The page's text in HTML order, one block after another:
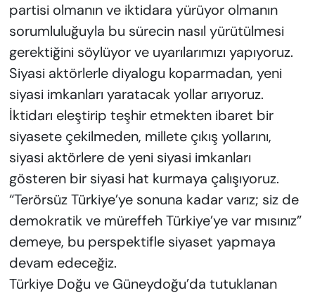
partisi olmanın ve iktidara yürüyor olmanın
sorumluluğuyla bu sürecin nasıl yürütülmesi
gerektiğini söylüyor ve uyarılarımızı yapıyoruz.
Siyasi aktörlerle diyalogu koparmadan, yeni
siyasi imkanları yaratacak yollar arıyoruz.
İktidarı eleştirip teşhir etmekten ibaret bir
siyasete çekilmeden, millete çıkış yollarını,
siyasi aktörlere de yeni siyasi imkanları
gösteren bir siyasi hat kurmaya çalışıyoruz.
“Terörsüz Türkiye’ye sonuna kadar varız; siz de
demokratik ve müreffeh Türkiye’ye var mısınız”
demeye, bu perspektifle siyaset yapmaya
devam edeceğiz.
Türkiye Doğu ve Güneydoğu’da tutuklanan